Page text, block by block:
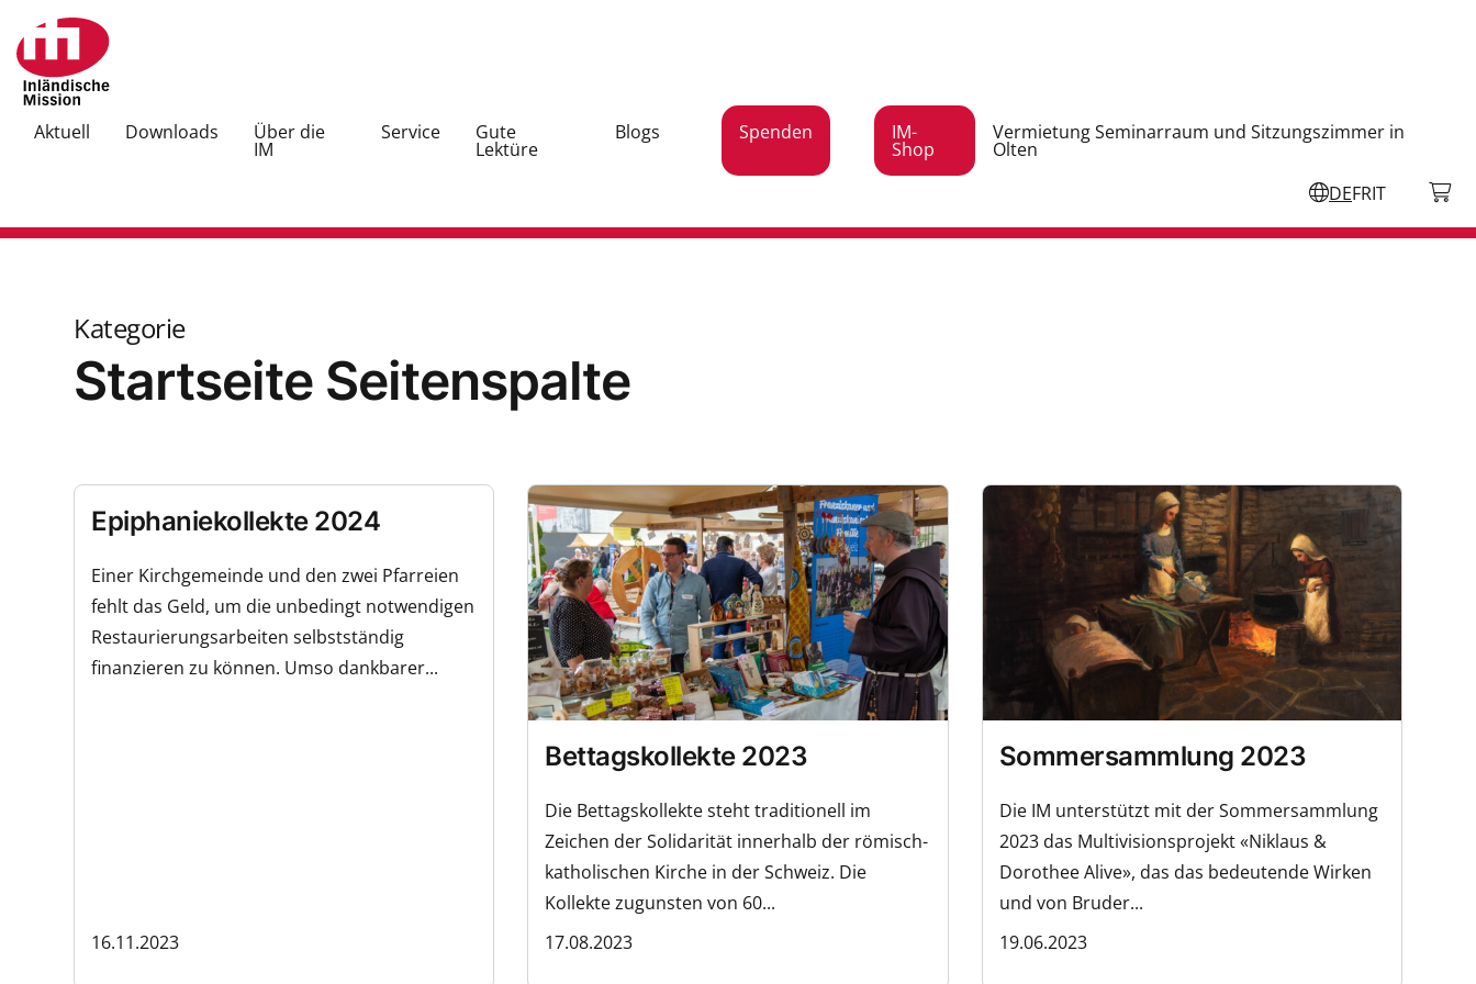
Aktuell Downloads Über die
IM
Service Gute
Lektüre
Blogs Spenden IM-
Shop
Vermietung Seminarraum und Sitzungszimmer in
Olten
DEFRIT
Kategorie
Startseite Seitenspalte
Epiphaniekollekte 2024
Einer Kirchgemeinde und den zwei Pfarreien
fehlt das Geld, um die unbedingt notwendigen
Restaurierungsarbeiten selbstständig
finanzieren zu können. Umso dankbarer...
16.11.2023
Bettagskollekte 2023
Die Bettagskollekte steht traditionell im
Zeichen der Solidarität innerhalb der römisch-
katholischen Kirche in der Schweiz. Die
Kollekte zugunsten von 60...
17.08.2023
Sommersammlung 2023
Die IM unterstützt mit der Sommersammlung
2023 das Multivisionsprojekt «Niklaus &
Dorothee Alive», das das bedeutende Wirken
und von Bruder...
19.06.2023